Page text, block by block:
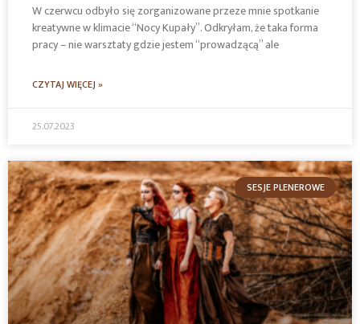
W czerwcu odbyło się zorganizowane przeze mnie spotkanie
kreatywne w klimacie “Nocy Kupały”. Odkryłam, że taka forma
pracy – nie warsztaty gdzie jestem “prowadzącą” ale
CZYTAJ WIĘCEJ »
25.07.2023
SESJE PLENEROWE